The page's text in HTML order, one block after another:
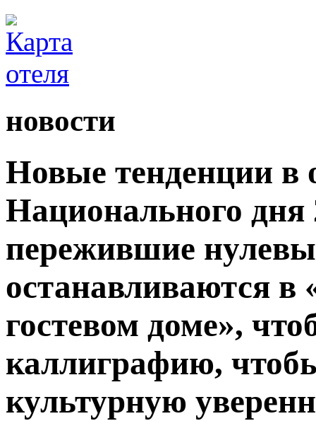
новости
Новые тенденции в
Национального дня
пережившие
останавливаются в
гостевом доме»,
каллиграфию,
культурную